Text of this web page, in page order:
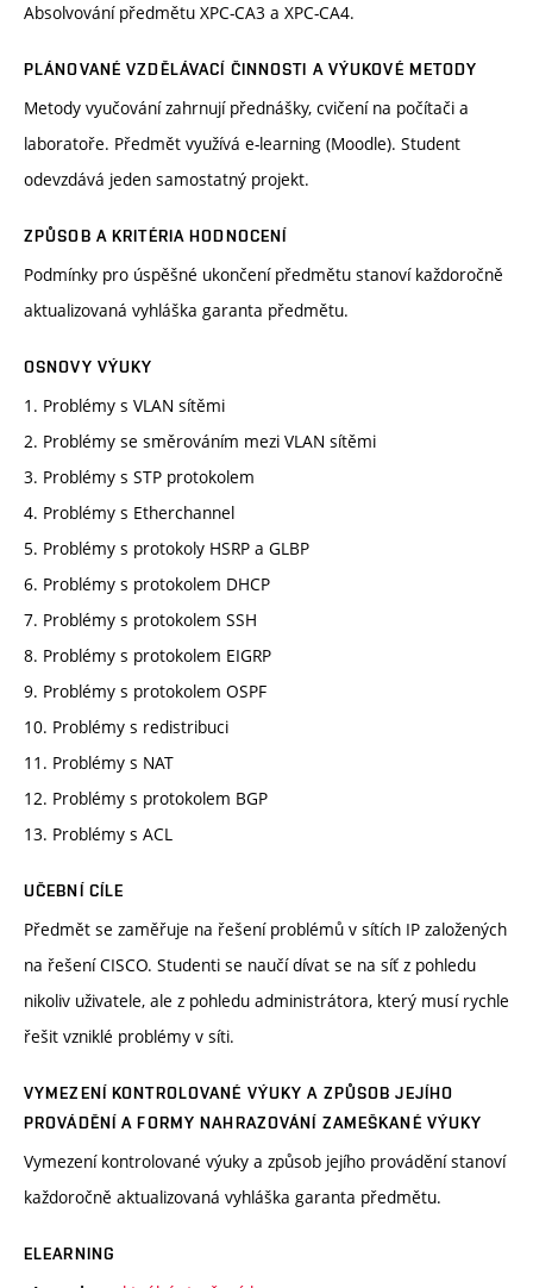
Absolvování předmětu XPC-CA3 a XPC-CA4.
PLÁNOVANÉ VZDĚLÁVACÍ ČINNOSTI A VÝUKOVÉ METODY
Metody vyučování zahrnují přednášky, cvičení na počítači a
laboratoře. Předmět využívá e-learning (Moodle). Student
odevzdává jeden samostatný projekt.
ZPŮSOB A KRITÉRIA HODNOCENÍ
Podmínky pro úspěšné ukončení předmětu stanoví každoročně
aktualizovaná vyhláška garanta předmětu.
OSNOVY VÝUKY
1. Problémy s VLAN sítěmi
2. Problémy se směrováním mezi VLAN sítěmi
3. Problémy s STP protokolem
4. Problémy s Etherchannel
5. Problémy s protokoly HSRP a GLBP
6. Problémy s protokolem DHCP
7. Problémy s protokolem SSH
8. Problémy s protokolem EIGRP
9. Problémy s protokolem OSPF
10. Problémy s redistribuci
11. Problémy s NAT
12. Problémy s protokolem BGP
13. Problémy s ACL
UČEBNÍ CÍLE
Předmět se zaměřuje na řešení problémů v sítích IP založených
na řešení CISCO. Studenti se naučí dívat se na síť z pohledu
nikoliv uživatele, ale z pohledu administrátora, který musí rychle
řešit vzniklé problémy v síti.
VYMEZENÍ KONTROLOVANÉ VÝUKY A ZPŮSOB JEJÍHO
PROVÁDĚNÍ A FORMY NAHRAZOVÁNÍ ZAMEŠKANÉ VÝUKY
Vymezení kontrolované výuky a způsob jejího provádění stanoví
každoročně aktualizovaná vyhláška garanta předmětu.
ELEARNING